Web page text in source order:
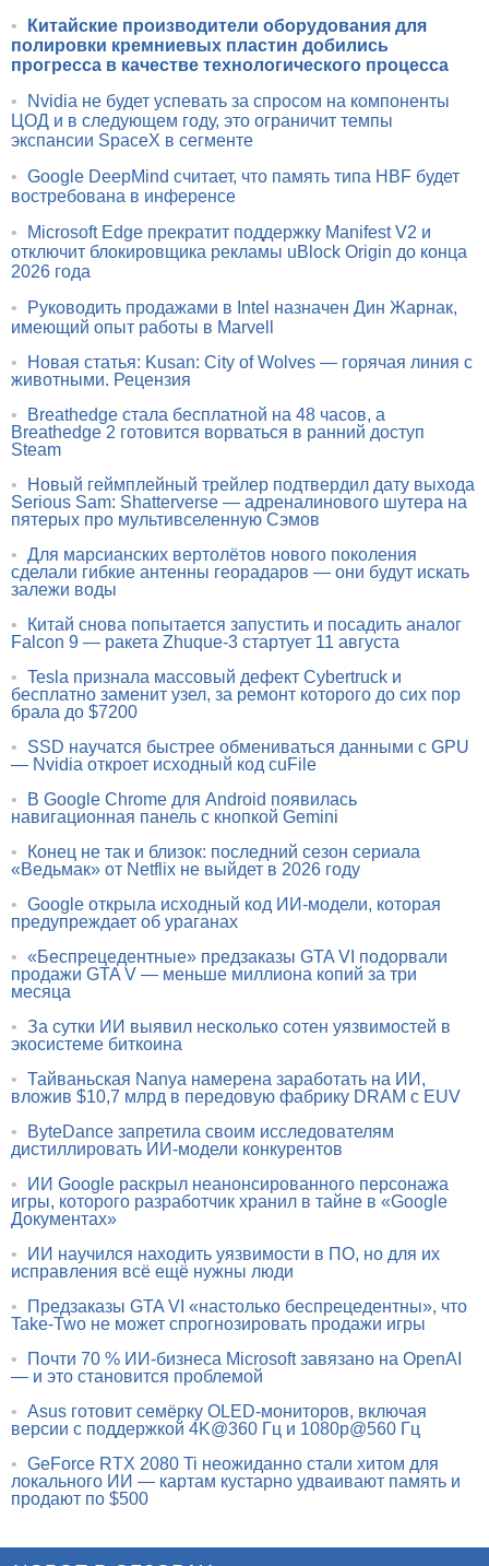
•
Китайские производители оборудования для
полировки кремниевых пластин добились
прогресса в качестве технологического процесса
•
Nvidia не будет успевать за спросом на компоненты
ЦОД и в следующем году, это ограничит темпы
экспансии SpaceX в сегменте
• Google DeepMind считает, что память типа HBF будет
востребована в инференсе
•
Microsoft Edge прекратит поддержку Manifest V2 и
отключит блокировщика рекламы uBlock Origin до конца
2026 года
•
Руководить продажами в Intel назначен Дин Жарнак,
имеющий опыт работы в Marvell
•
Новая статья: Kusan: City of Wolves — горячая линия с
животными. Рецензия
•
Breathedge стала бесплатной на 48 часов, а
Breathedge 2 готовится ворваться в ранний доступ
Steam
•
Новый геймплейный трейлер подтвердил дату выхода
Serious Sam: Shatterverse — адреналинового шутера на
пятерых про мультивселенную Сэмов
• Для марсианских вертолётов нового поколения
сделали гибкие антенны георадаров — они будут искать
залежи воды
•
Китай снова попытается запустить и посадить аналог
Falcon 9 — ракета Zhuque-3 стартует 11 августа
• Tesla признала массовый дефект Cybertruck и
бесплатно заменит узел, за ремонт которого до сих пор
брала до $7200
•
SSD научатся быстрее обмениваться данными с GPU
— Nvidia откроет исходный код cuFile
•
В Google Chrome для Android появилась
навигационная панель с кнопкой Gemini
•
Конец не так и близок: последний сезон сериала
«Ведьмак» от Netflix не выйдет в 2026 году
• Google открыла исходный код ИИ-модели, которая
предупреждает об ураганах
• «Беспрецедентные» предзаказы GTA VI подорвали
продажи GTA V — меньше миллиона копий за три
месяца
• За сутки ИИ выявил несколько сотен уязвимостей в
экосистеме биткоина
• Тайваньская Nanya намерена заработать на ИИ,
вложив $10,7 млрд в передовую фабрику DRAM с EUV
•
ByteDance запретила своим исследователям
дистиллировать ИИ-модели конкурентов
•
ИИ Google раскрыл неанонсированного персонажа
игры, которого разработчик хранил в тайне в «Google
Документах»
•
ИИ научился находить уязвимости в ПО, но для их
исправления всё ещё нужны люди
•
Предзаказы GTA VI «настолько беспрецедентны», что
Take-Two не может спрогнозировать продажи игры
•
Почти 70 % ИИ-бизнеса Microsoft завязано на OpenAI
— и это становится проблемой
• Asus готовит семёрку OLED-мониторов, включая
версии с поддержкой 4K@360 Гц и 1080p@560 Гц
• GeForce RTX 2080 Ti неожиданно стали хитом для
локального ИИ — картам кустарно удваивают память и
продают по $500